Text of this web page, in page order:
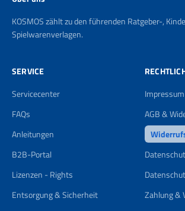
KOSMOS zählt zu den führenden Ratgeber-,
Spielwarenverlagen.
SERVICE
Servicecenter
FAQs
Anleitungen
B2B-Portal
Lizenzen - Rights
Entsorgung & Sicherheit
Impressum
AGB &
Zahlung &